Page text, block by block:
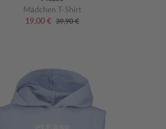
Mädchen T-Shirt
19,00 € 39,90 €